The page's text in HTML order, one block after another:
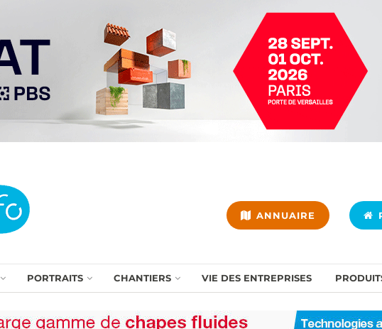
ANNUAIRE
PORTRAITS CHANTIERS VIE DES ENTREPRISES